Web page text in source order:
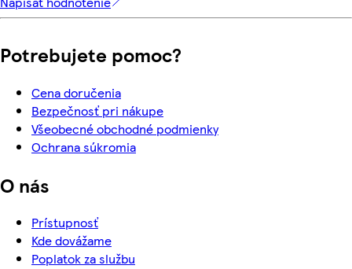
Potrebujete pomoc?
Cena doručenia
Bezpečnosť pri nákupe
Všeobecné obchodné podmienky
Ochrana súkromia
O nás
Prístupnosť
Kde dovážame
Poplatok za službu